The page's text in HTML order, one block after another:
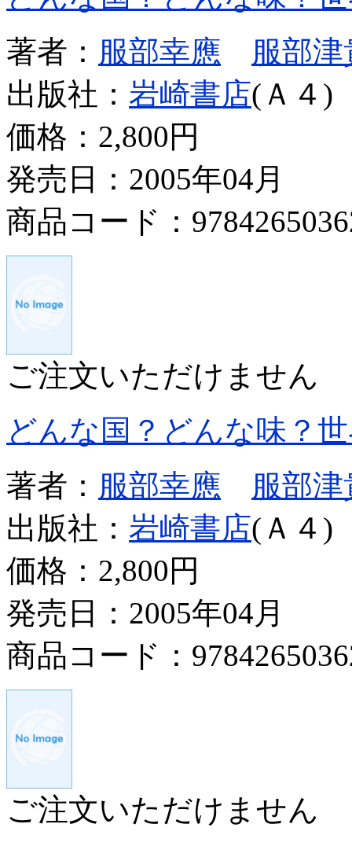
著者： 服部幸應
服部
出版社： 岩崎書店(Ａ４)
価格： 2,800円
発売日：2005年04月
商品コード：
ご注文いただけません
どんな国？どんな味？
著者： 服部幸應
服部
出版社： 岩崎書店(Ａ４)
価格： 2,800円
発売日：2005年04月
商品コード：
ご注文いただけません